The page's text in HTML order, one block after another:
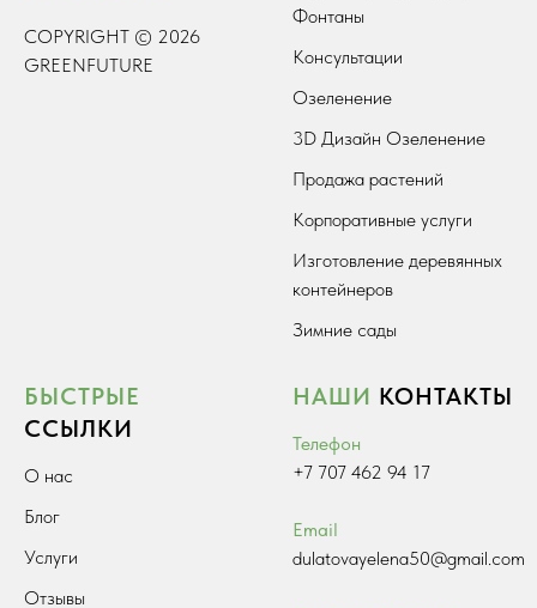
COPYRIGHT © 2026
GREENFUTURE
Фонтаны
Консультации
Озеленение
3D Дизайн Озеленение
Продажа растений
Корпоративные услуги
Изготовление деревянных
контейнеров
Зимние сады
БЫСТРЫЕ
ССЫЛКИ
О нас
Блог
Услуги
Отзывы
НАШИ КОНТАКТЫ
Телефон
+7 707 462 94 17
Email
dulatovayelena50@gmail.com